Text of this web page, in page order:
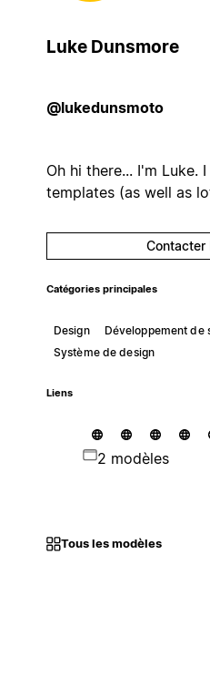
Luke Dunsmore
@lukedunsmoto
Oh hi there... I'm Luke.
templates (as well as
Contacter
Catégories principales
Design
Développement de
Système de design
Liens
2 modèles
Tous les modèles